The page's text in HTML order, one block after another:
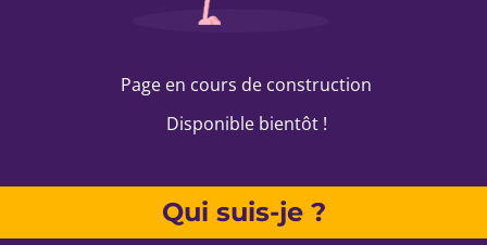
Page en cours de construction
Disponible bientôt !
Qui suis-je ?